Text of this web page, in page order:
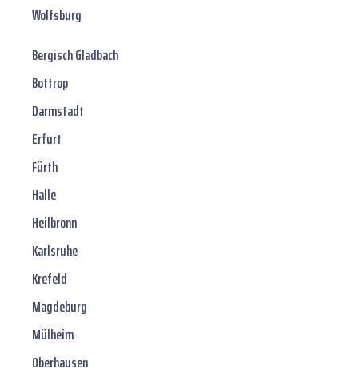
Wolfsburg
Bergisch Gladbach
Bottrop
Darmstadt
Erfurt
Fürth
Halle
Heilbronn
Karlsruhe
Krefeld
Magdeburg
Mülheim
Oberhausen